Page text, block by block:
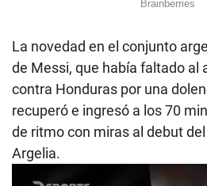
La novedad en el conjunto
de Messi, que había faltado al
contra Honduras por una
recuperó e ingresó a los 70
de ritmo con miras al debut
Argelia.